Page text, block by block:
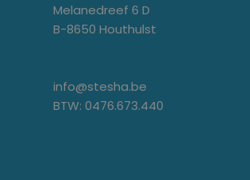
Melanedreef 6 D
B-8650 Houthulst
info@stesha.be
BTW: 0476.673.440